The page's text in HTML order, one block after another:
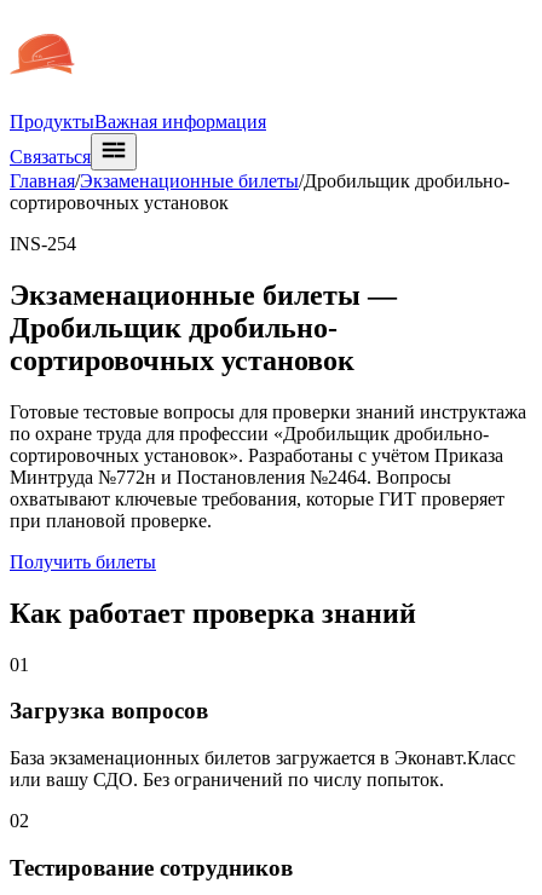
ПродуктыВажная информация
Связаться
Главная/Экзаменационные билеты/Дробильщик дробильно-
сортировочных установок
INS-254
Экзаменационные билеты —
Дробильщик дробильно-
сортировочных установок
Готовые тестовые вопросы для проверки знаний инструктажа
по охране труда для профессии «Дробильщик дробильно-
сортировочных установок». Разработаны с учётом Приказа
Минтруда №772н и Постановления №2464. Вопросы
охватывают ключевые требования, которые ГИТ проверяет
при плановой проверке.
Получить билеты
Как работает проверка знаний
01
Загрузка вопросов
База экзаменационных билетов загружается в Эконавт.Класс
или вашу СДО. Без ограничений по числу попыток.
02
Тестирование сотрудников